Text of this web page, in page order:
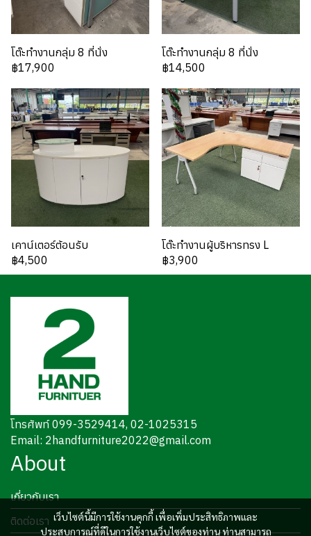
โต๊ะทำงานกลุ่ม 8 ที่นั่ง
฿17,900
โต๊ะทำงานกลุ่ม 8 ที่นั่ง
฿14,500
เคาน์เตอร์ต้อนรับ
฿4,500
โต๊ะทำงานผู้บริหารทรง L
฿3,900
เว็บไซต์นี้มีการใช้งานคุกกี้ เพื่อเพิ่มประสิทธิภาพและ
ประสบการณ์ที่ดีในการใช้งานเว็บไซต์ของท่าน ท่านสามารถ
โทรศัพท์ 099-3529414, 02-1025315
Email: 2handfurniture2022@gmail.com
About
เกี่ยวกับเรา
ติดต่อเรา